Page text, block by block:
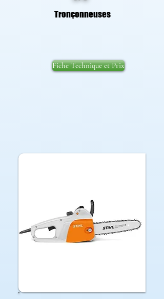
Tronçonneuses
Fiche Technique et Prix